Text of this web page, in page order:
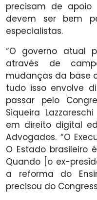
precisam de apoio
devem ser bem
especialistas.
“O governo atual
através de
mudanças da base
tudo isso envolve
passar pelo
Siqueira
em direito digital
Advogados. “O
O Estado brasileiro
Quando [o ex-
a reforma do
precisou do